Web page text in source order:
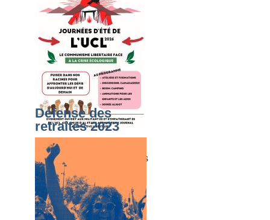
Du dimanche 02 août au
vendredi 07 août 2026, les
journées d’été de l’UCL
Défense des
retraites 2023